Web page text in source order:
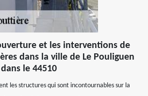
et les interventions de
dans la ville de Le Pouliguen
le 44510
les structures qui sont incontournables sur la